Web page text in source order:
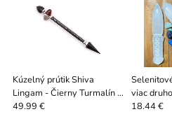
Kúzelný prútik Shiva
Lingam - Čierny Turmalín a
Achát - Ochrana
49.99 €
viac
18.44 €